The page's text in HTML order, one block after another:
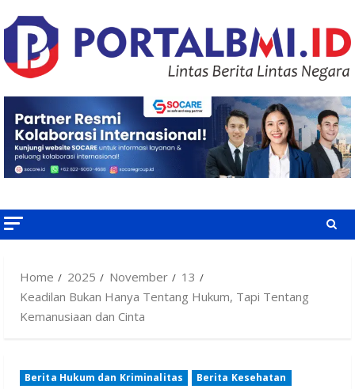
to
content
Home 2025 November
13
Keadilan Bukan Hanya Tentang Hukum, Tapi Tentang
Kemanusiaan dan Cinta
Berita Hukum dan Kriminalitas
Berita Kesehatan